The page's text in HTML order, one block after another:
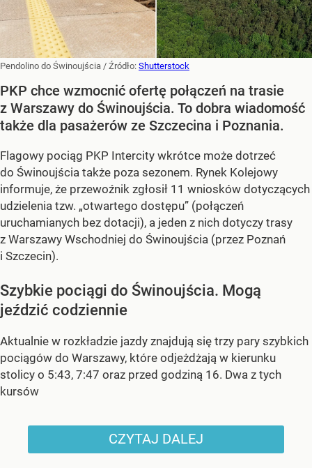
Pendolino do Świnoujścia / Źródło: Shutterstock
PKP chce wzmocnić ofertę połączeń na trasie
z Warszawy do Świnoujścia. To dobra wiadomość
także dla pasażerów ze Szczecina i Poznania.
Flagowy pociąg PKP Intercity wkrótce może dotrzeć
do Świnoujścia także poza sezonem. Rynek Kolejowy
informuje, że przewoźnik zgłosił 11 wniosków dotyczących
udzielenia tzw. „otwartego dostępu” (połączeń
uruchamianych bez dotacji), a jeden z nich dotyczy trasy
z Warszawy Wschodniej do Świnoujścia (przez Poznań
i Szczecin).
Szybkie pociągi do Świnoujścia. Mogą
jeździć codziennie
Aktualnie w rozkładzie jazdy znajdują się trzy pary szybkich
pociągów do Warszawy, które odjeżdżają w kierunku
stolicy o 5:43, 7:47 oraz przed godziną 16. Dwa z tych
kursów
CZYTAJ DALEJ